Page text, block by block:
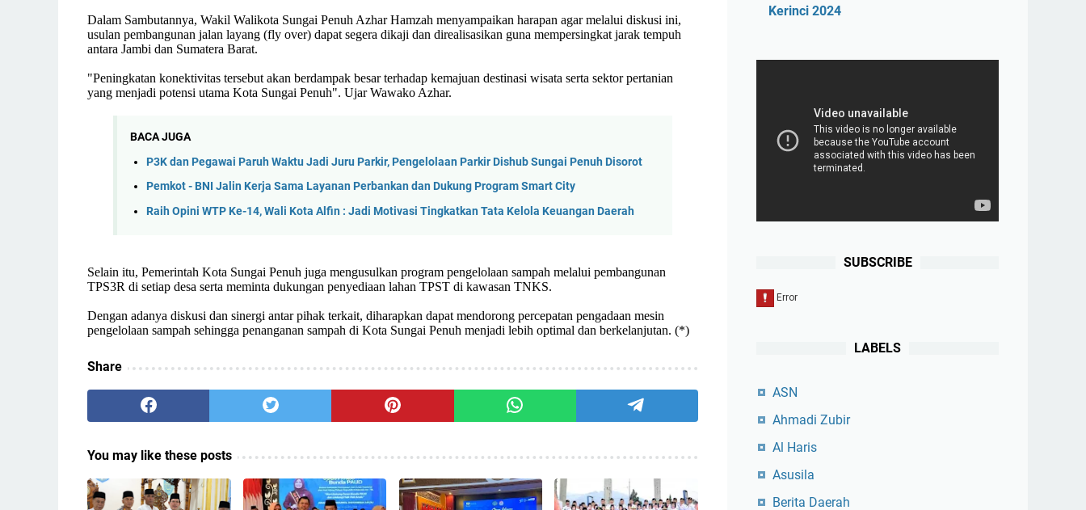
Dalam Sambutannya, Wakil Walikota Sungai Penuh Azhar Hamzah menyampaikan harapan agar melalui diskusi ini,
usulan pembangunan jalan layang (fly over) dapat segera dikaji dan direalisasikan guna mempersingkat jarak tempuh
antara Jambi dan Sumatera Barat.
"Peningkatan konektivitas tersebut akan berdampak besar terhadap kemajuan destinasi wisata serta sektor pertanian
yang menjadi potensi utama Kota Sungai Penuh". Ujar Wawako Azhar.
BACA JUGA
P3K dan Pegawai Paruh Waktu Jadi Juru Parkir, Pengelolaan Parkir Dishub Sungai Penuh Disorot
Pemkot - BNI Jalin Kerja Sama Layanan Perbankan dan Dukung Program Smart City
Raih Opini WTP Ke-14, Wali Kota Alfin : Jadi Motivasi Tingkatkan Tata Kelola Keuangan Daerah
Selain itu, Pemerintah Kota Sungai Penuh juga mengusulkan program pengelolaan sampah melalui pembangunan
TPS3R di setiap desa serta meminta dukungan penyediaan lahan TPST di kawasan TNKS.
Dengan adanya diskusi dan sinergi antar pihak terkait, diharapkan dapat mendorong percepatan pengadaan mesin
pengelolaan sampah sehingga penanganan sampah di Kota Sungai Penuh menjadi lebih optimal dan berkelanjutan. (*)
Share
You may like these posts
Kerinci 2024
SUBSCRIBE
LABELS
ASN
Ahmadi Zubir
Al Haris
Asusila
Berita Daerah